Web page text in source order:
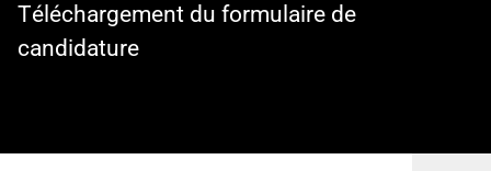
Téléchargement du formulaire de
candidature